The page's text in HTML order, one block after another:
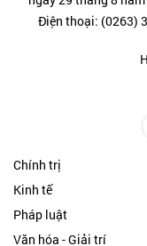
Điện thoại: (0263)
Chính trị
Kinh tế
Pháp luật
Văn hóa - Giải trí